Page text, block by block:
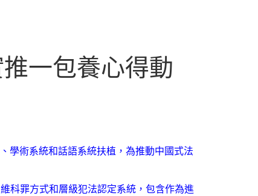
一包養心得動
學術系統和話語系統扶植，為推動中國式法
科罪方式和層級犯法認定系統，包含作為進